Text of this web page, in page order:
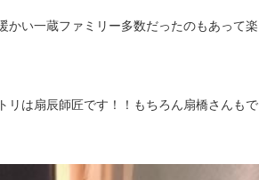
い一蔵ファミリー多数だったのもあって楽
は扇辰師匠です！！もちろん扇橋さんもで